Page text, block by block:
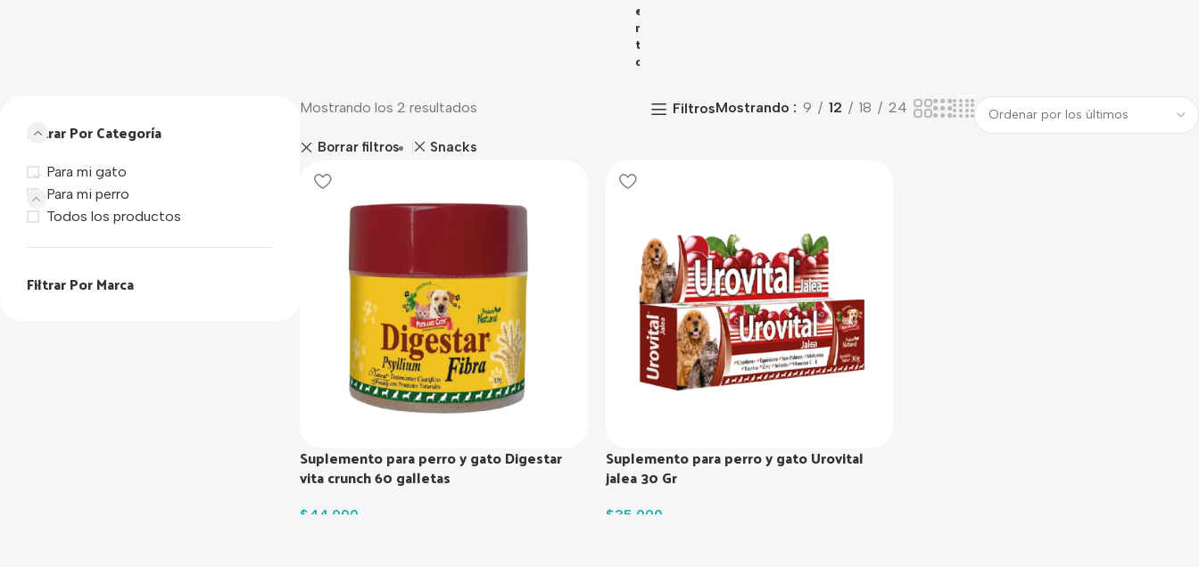
E
N
T
O
Filtrar Por Categoría
Para mi gato
Para mi perro
Todos los productos
Filtrar Por Marca
Mostrando los 2 resultados FiltrosMostrando 9 12 18 24
Borrar filtros Snacks
Suplemento para perro y gato Digestar
vita crunch 60 galletas
$ 44.000
Suplemento para perro y gato Urovital
jalea 30 Gr
$35.000